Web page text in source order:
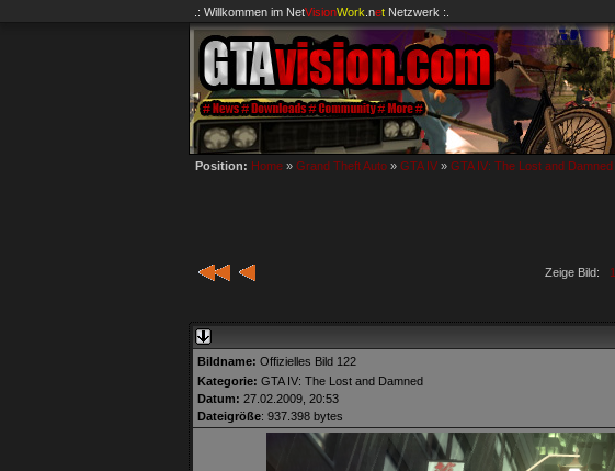
.: Willkommen im NetVisionWork .net Netzwerk :.
Position: Home » Grand Theft Auto » GTA IV » GTA IV: The Lost and Damned
Zeige Bild: 1
Bildname: Offizielles Bild 122
Kategorie: GTA IV: The Lost and Damned
Datum: 27.02.2009, 20:53
Dateigröße: 937.398 bytes